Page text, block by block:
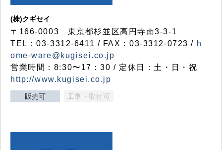
(株)クギセイ
〒166-0003 東京都杉並区高円寺南3-3-1
TEL：03-3312-6411 / FAX：03-3312-0723 / h
ome-ware@kugisei.co.jp
営業時間：8:30〜17：30 / 定休日：土・日・祝
http://www.kugisei.co.jp
販売可 工事・取付可